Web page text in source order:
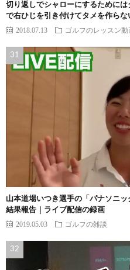
切り返しでシャローにするために
で右ひじを引き付けてタメを作らな
2018.07.13 ゴルフのレッスン動
山本道場いつき選手の「パナソニ
結果報告｜ライブ配信の録画
2019.05.03 ゴルフの雑談